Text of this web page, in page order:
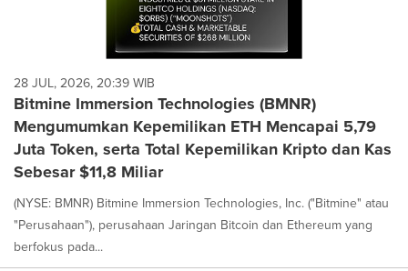
28 JUL, 2026, 20:39 WIB
Bitmine Immersion Technologies (BMNR)
Mengumumkan Kepemilikan ETH Mencapai 5,79
Juta Token, serta Total Kepemilikan Kripto dan Kas
Sebesar $11,8 Miliar
(NYSE: BMNR) Bitmine Immersion Technologies, Inc. ("Bitmine" atau
"Perusahaan"), perusahaan Jaringan Bitcoin dan Ethereum yang
berfokus pada...